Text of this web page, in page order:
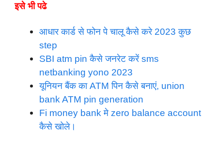
इसे भी पढे
आधार कार्ड से फोन पे चालू कैसे करे 2023 कुछ
step
SBI atm pin कैसे जनरेट करें sms
netbanking yono 2023
यूनियन बैंक का ATM पिन कैसे बनाएं, union
bank ATM pin generation
Fi money bank मे zero balance account
कैसे खोले।